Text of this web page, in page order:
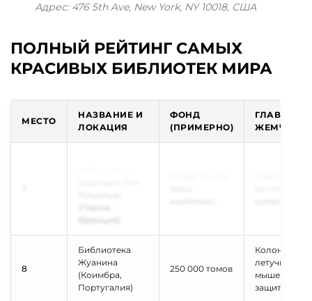
Адрес: 476 5th Ave, New York, NY 10018, США
ПОЛНЫЙ РЕЙТИНГ САМЫХ
КРАСИВЫХ БИБЛИОТЕК МИРА
МЕСТО
НАЗВАНИЕ И
ЛОКАЦИЯ
ФОНД
(ПРИМЕРНО)
ГЛАВНАЯ
(Париж,
Франция)
8
Библиотека
Жуанина
(Коимбра,
Португалия)
250 000 томов
Колония
летучих
мышей-
защитников